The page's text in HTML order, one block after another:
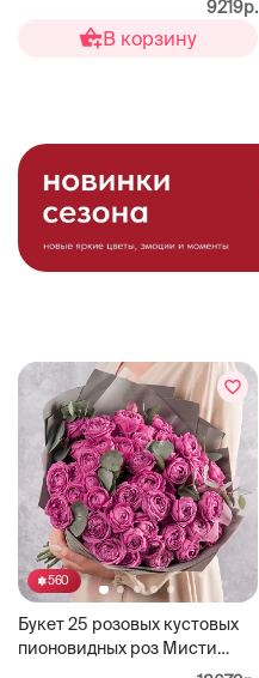
9219р.
В корзину
560
Букет 25 розовых кустовых
пионовидных роз Мисти